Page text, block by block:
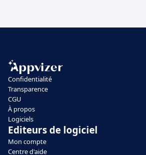
Confidentialité
Transparence
CGU
À propos
Logiciels
Editeurs de logiciel
Mon compte
Centre d'aide